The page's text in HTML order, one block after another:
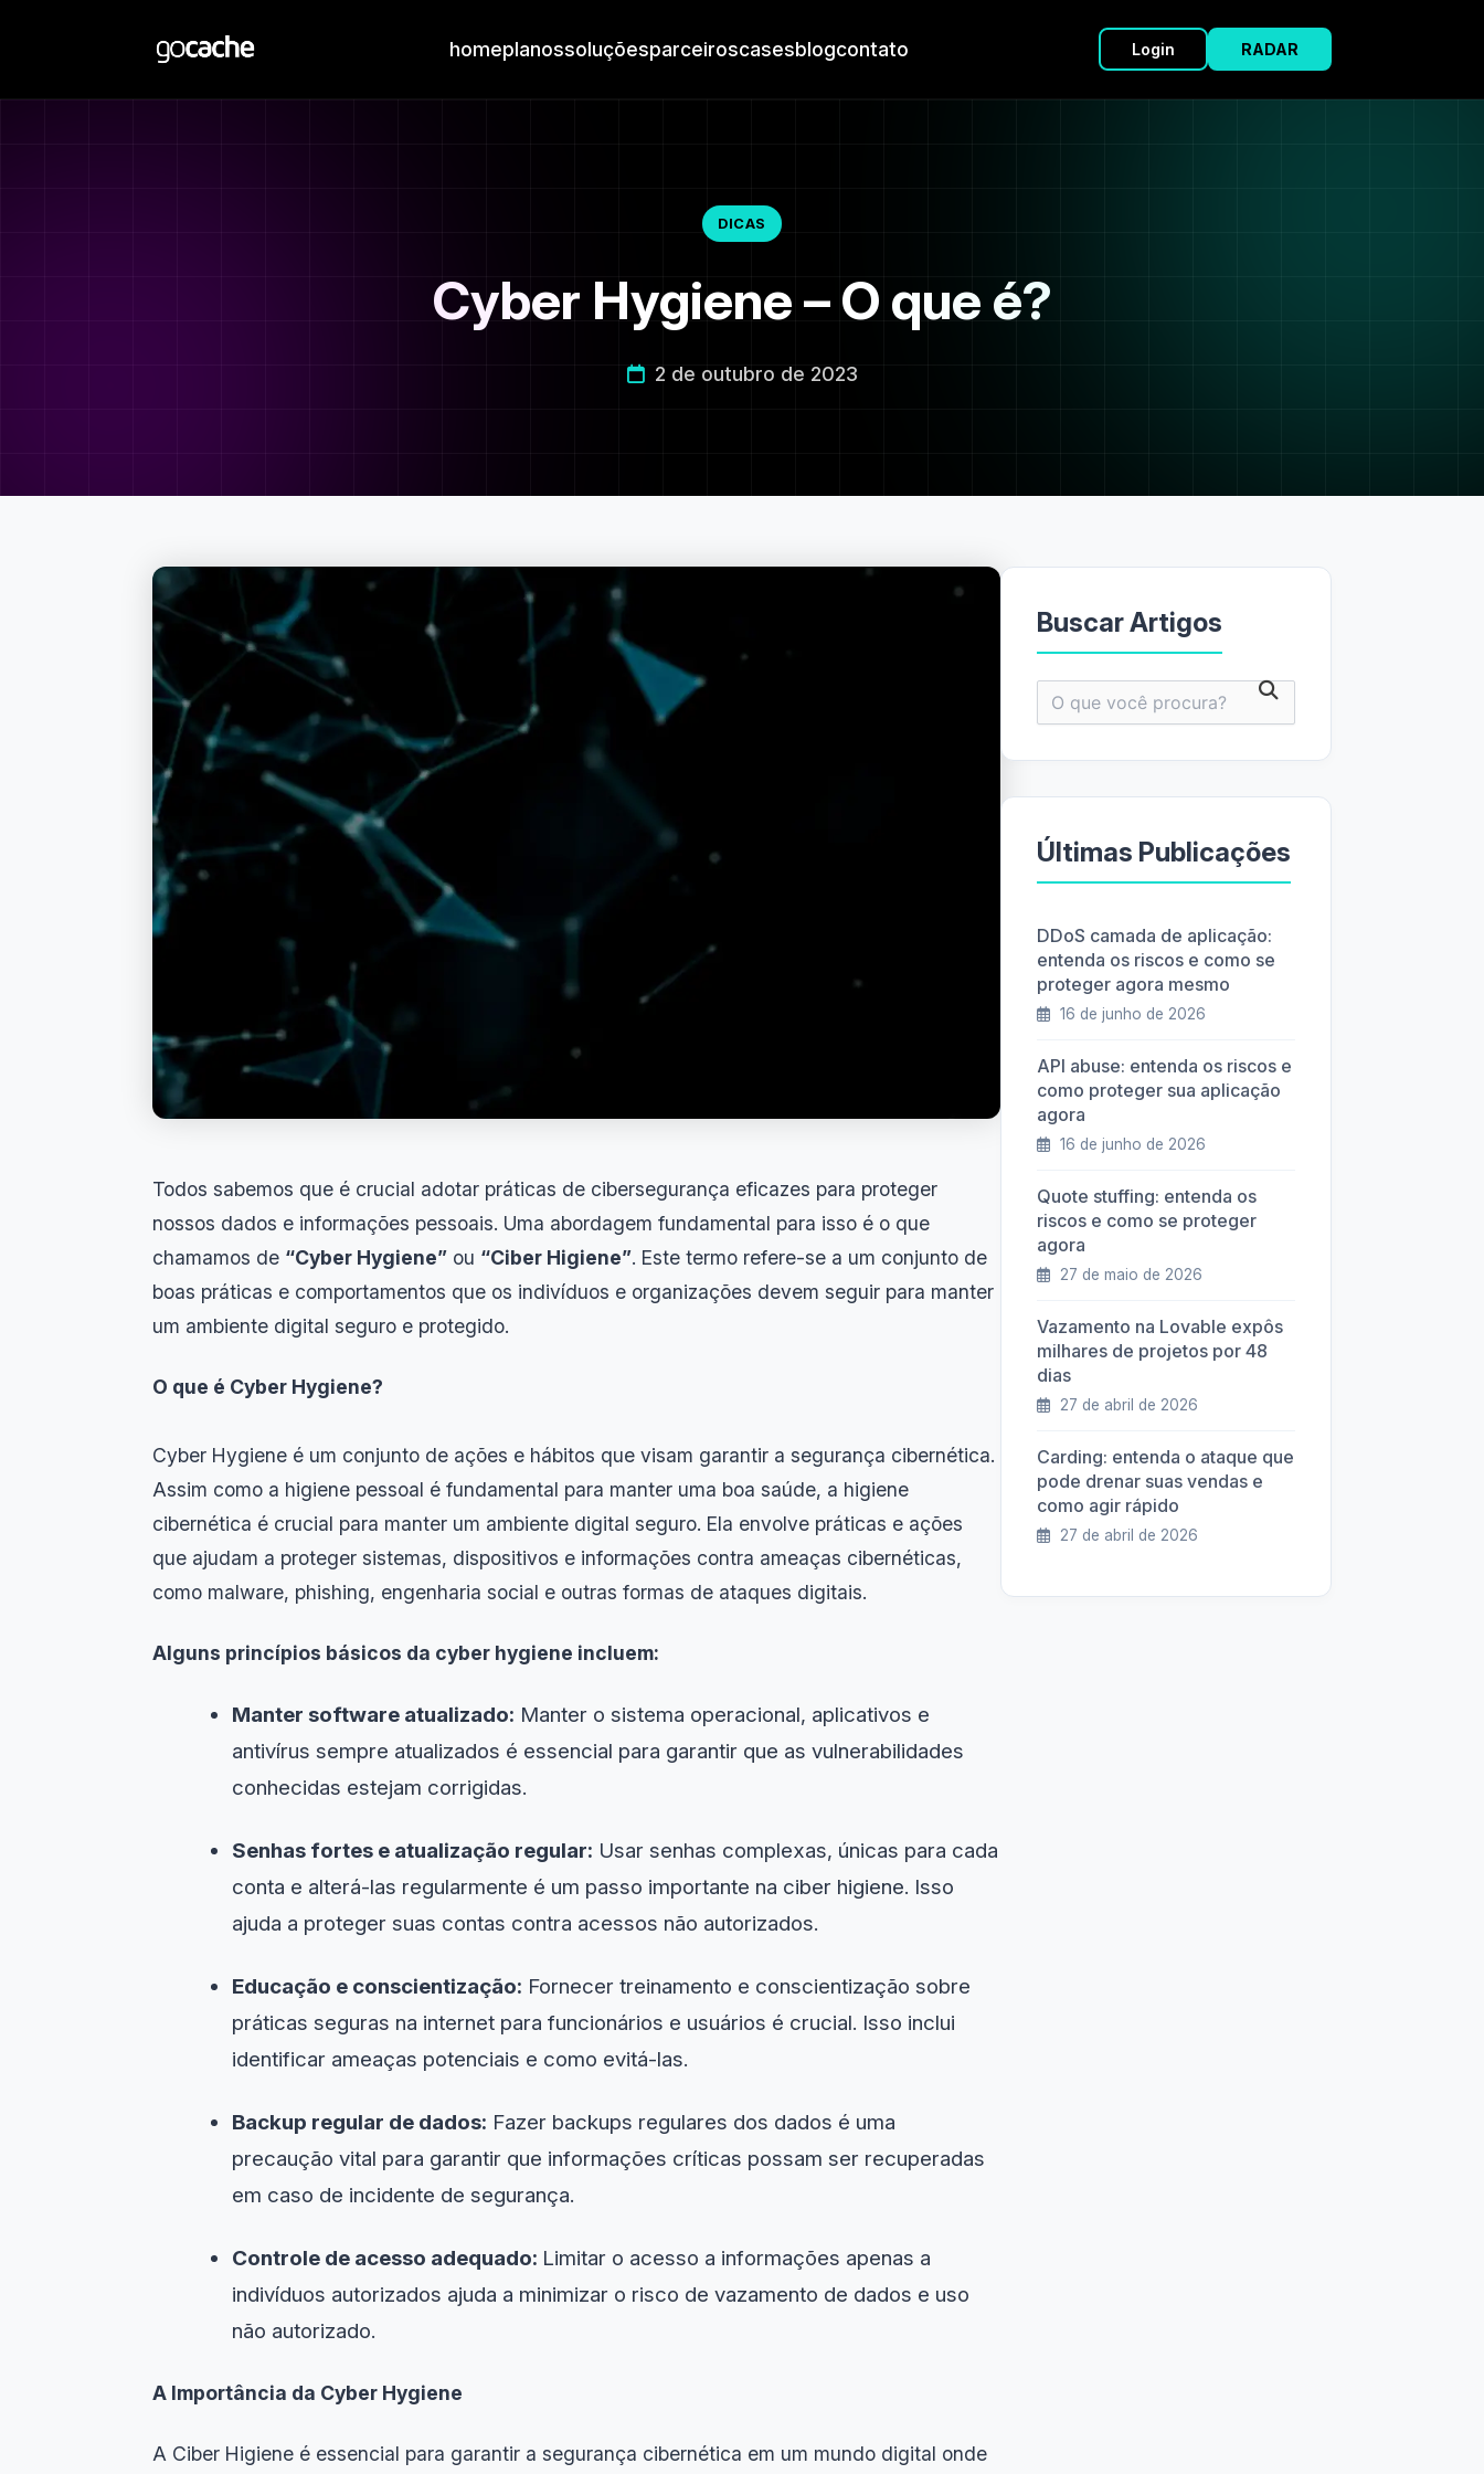
homeplanossoluçõesparceiroscasesblogcontato Login RADAR
DICAS
Cyber Hygiene – O que é?
2 de outubro de 2023
Todos sabemos que é crucial adotar práticas de cibersegurança eficazes para proteger
nossos dados e informações pessoais. Uma abordagem fundamental para isso é o que
chamamos de “Cyber Hygiene” ou “Ciber Higiene”. Este termo refere-se a um conjunto de
boas práticas e comportamentos que os indivíduos e organizações devem seguir para manter
um ambiente digital seguro e protegido.
O que é Cyber Hygiene?
Cyber Hygiene é um conjunto de ações e hábitos que visam garantir a segurança cibernética.
Assim como a higiene pessoal é fundamental para manter uma boa saúde, a higiene
cibernética é crucial para manter um ambiente digital seguro. Ela envolve práticas e ações
que ajudam a proteger sistemas, dispositivos e informações contra ameaças cibernéticas,
como malware, phishing, engenharia social e outras formas de ataques digitais.
Alguns princípios básicos da cyber hygiene incluem:
Manter software atualizado: Manter o sistema operacional, aplicativos e
antivírus sempre atualizados é essencial para garantir que as vulnerabilidades
conhecidas estejam corrigidas.
Senhas fortes e atualização regular: Usar senhas complexas, únicas para cada
conta e alterá-las regularmente é um passo importante na ciber higiene. Isso
ajuda a proteger suas contas contra acessos não autorizados.
Educação e conscientização: Fornecer treinamento e conscientização sobre
práticas seguras na internet para funcionários e usuários é crucial. Isso inclui
identificar ameaças potenciais e como evitá-las.
Backup regular de dados: Fazer backups regulares dos dados é uma
precaução vital para garantir que informações críticas possam ser recuperadas
em caso de incidente de segurança.
Controle de acesso adequado: Limitar o acesso a informações apenas a
indivíduos autorizados ajuda a minimizar o risco de vazamento de dados e uso
não autorizado.
A Importância da Cyber Hygiene
A Ciber Higiene é essencial para garantir a segurança cibernética em um mundo digital onde
Buscar Artigos
por:
Últimas Publicações
DDoS camada de aplicação:
entenda os riscos e como se
proteger agora mesmo
16 de junho de 2026
API abuse: entenda os riscos e
como proteger sua aplicação
agora
16 de junho de 2026
Quote stuffing: entenda os
riscos e como se proteger
agora
27 de maio de 2026
Vazamento na Lovable expôs
milhares de projetos por 48
dias
27 de abril de 2026
Carding: entenda o ataque que
pode drenar suas vendas e
como agir rápido
27 de abril de 2026